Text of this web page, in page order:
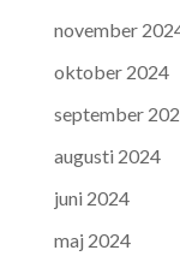
november
oktober 2024
september
augusti 2024
juni 2024
maj 2024